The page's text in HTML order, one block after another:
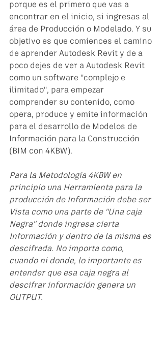
porque es el primero que vas a
encontrar en el inicio, si ingresas al
área de Producción o Modelado. Y su
objetivo es que comiences el camino
de aprender Autodesk Revit y de a
poco dejes de ver a Autodesk Revit
como un software "complejo e
ilimitado", para empezar
comprender su contenido, como
opera, produce y emite información
para el desarrollo de Modelos de
Información para la Construcción
(BIM con 4KBW).
Para la Metodología 4KBW en
principio una Herramienta para la
producción de Información debe ser
Vista como una parte de "Una caja
Negra" donde ingresa cierta
Información y dentro de la misma es
descifrada. No importa como,
cuando ni donde, lo importante es
entender que esa caja negra al
descifrar información genera un
OUTPUT.